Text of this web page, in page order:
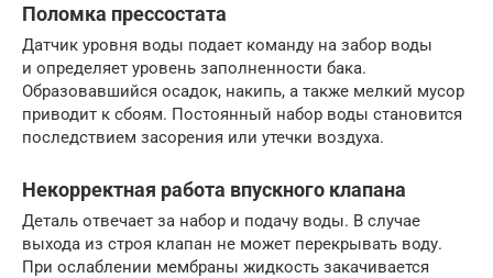
Поломка прессостата
Датчик уровня воды подает команду на забор воды
и определяет уровень заполненности бака.
Образовавшийся осадок, накипь, а также мелкий мусор
приводит к сбоям. Постоянный набор воды становится
последствием засорения или утечки воздуха.
Некорректная работа впускного клапана
Деталь отвечает за набор и подачу воды. В случае
выхода из строя клапан не может перекрывать воду.
При ослаблении мембраны жидкость закачивается